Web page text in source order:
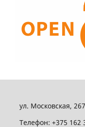
ул. Московская,
Телефон: +375 162